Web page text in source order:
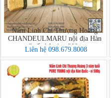
Nấm Linh Chi Thượng Hoàng
CHANDEULMARU nội địa Hàn
Quốc hộp lụa 300g
Liên hệ 098.679.8008